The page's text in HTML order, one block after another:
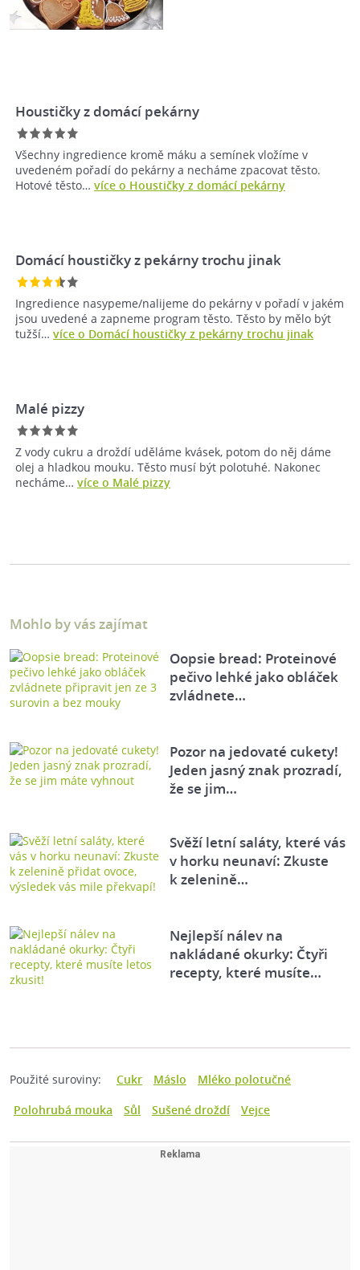
Houstičky z domácí pekárny
Všechny ingredience kromě máku a semínek vložíme v
uvedeném pořadí do pekárny a necháme zpacovat těsto.
Hotové těsto… více o Houstičky z domácí pekárny
Domácí houstičky z pekárny trochu jinak
Ingredience nasypeme/nalijeme do pekárny v pořadí v jakém
jsou uvedené a zapneme program těsto. Těsto by mělo být
tužší… více o Domácí houstičky z pekárny trochu jinak
Malé pizzy
Z vody cukru a droždí uděláme kvásek, potom do něj dáme
olej a hladkou mouku. Těsto musí být polotuhé. Nakonec
necháme… více o Malé pizzy
Mohlo by vás zajímat
Oopsie bread: Proteinové
pečivo lehké jako obláček
zvládnete…
Pozor na jedovaté cukety!
Jeden jasný znak prozradí,
že se jim…
Svěží letní saláty, které vás
v horku neunaví: Zkuste
k zelenině…
Nejlepší nálev na
nakládané okurky: Čtyři
recepty, které musíte…
Použité suroviny: Cukr Máslo
Mléko polotučné
Polohrubá mouka
Sůl Sušené droždí Vejce